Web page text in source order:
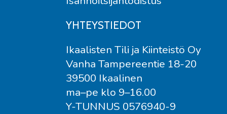
YHTEYSTIEDOT
Ikaalisten Tili ja Kiinteistö Oy
Vanha Tampereentie 18-20
39500 Ikaalinen
ma–pe klo 9–16.00
Y-TUNNUS 0576940-9